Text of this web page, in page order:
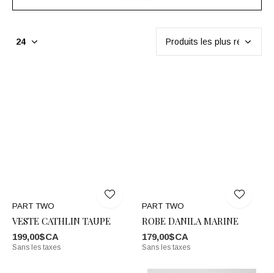
PART TWO
VESTE CATHLIN TAUPE
199,00$CA
Sans les taxes
PART TWO
ROBE DANILA MARINE
179,00$CA
Sans les taxes